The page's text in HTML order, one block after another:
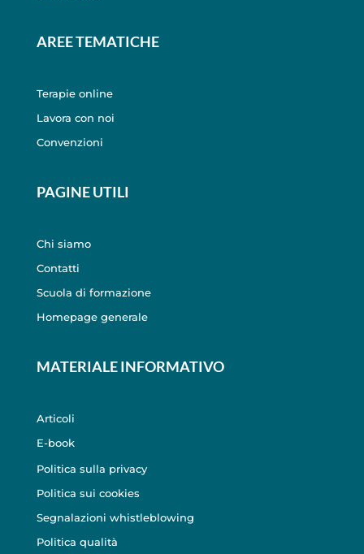
AREE TEMATICHE
Terapie online
Lavora con noi
Convenzioni
PAGINE UTILI
Chi siamo
Contatti
Scuola di formazione
Homepage generale
MATERIALE INFORMATIVO
Articoli
E-book
Politica sulla privacy
Politica sui cookies
Segnalazioni whistleblowing
Politica qualità